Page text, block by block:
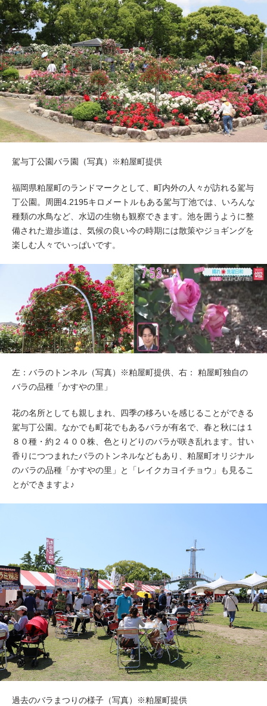
駕与丁公園バラ園（写真）※粕屋町提供
福岡県粕屋町のランドマークとして、町内外の人々が訪れる駕与
丁公園。周囲4.2195キロメートルもある駕与丁池では、いろんな
種類の水鳥など、水辺の生物も観察できます。池を囲うように整
備された遊歩道は、気候の良い今の時期には散策やジョギングを
楽しむ人々でいっぱいです。
左：バラのトンネル（写真）※粕屋町提供、右： 粕屋町独自の
バラの品種「かすやの里」
花の名所としても親しまれ、四季の移ろいを感じることができる
駕与丁公園。なかでも町花でもあるバラが有名で、春と秋には１
８０種・約２４００株、色とりどりのバラが咲き乱れます。甘い
香りにつつまれたバラのトンネルなどもあり、粕屋町オリジナル
のバラの品種「かすやの里」と「レイクカヨイチョウ」も見るこ
とができますよ♪
過去のバラまつりの様子（写真）※粕屋町提供